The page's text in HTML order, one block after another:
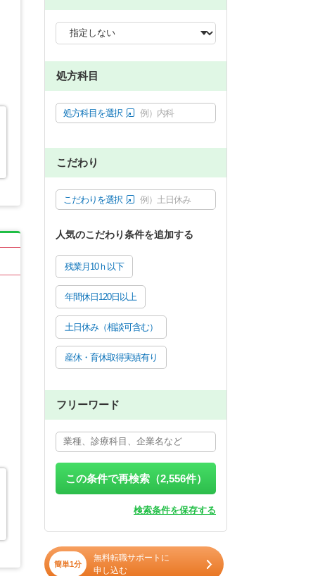
処方科目
処方科目を選択 例）内科
こだわり
こだわりを選択 例）土日休み
人気のこだわり条件を追加する
残業月10ｈ以下
年間休日120日以上
土日休み（相談可含む）
産休・育休取得実績有り
フリーワード
この条件で再検索（2,556件）
検索条件を保存する
簡単1分
無料転職サポートに
申し込む